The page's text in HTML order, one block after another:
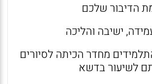
הדיבור שלכם
ישיבה והליכה
מחדר הכיתה לסיורים
לשיעור בדשא